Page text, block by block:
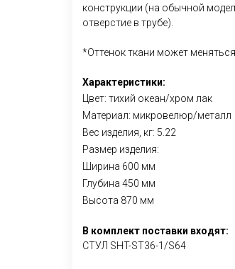
конструкции (на обычной
отверстие в трубе).
*Оттенок ткани может
Характеристики:
Цвет: тихий океан/хром лак
Материал: микровелюр/металл
Вес изделия, кг: 5.22
Размер изделия:
Ширина 600 мм
Глубина 450 мм
Высота 870 мм
В комплект поставки входят:
СТУЛ SHT-ST36-1/S64